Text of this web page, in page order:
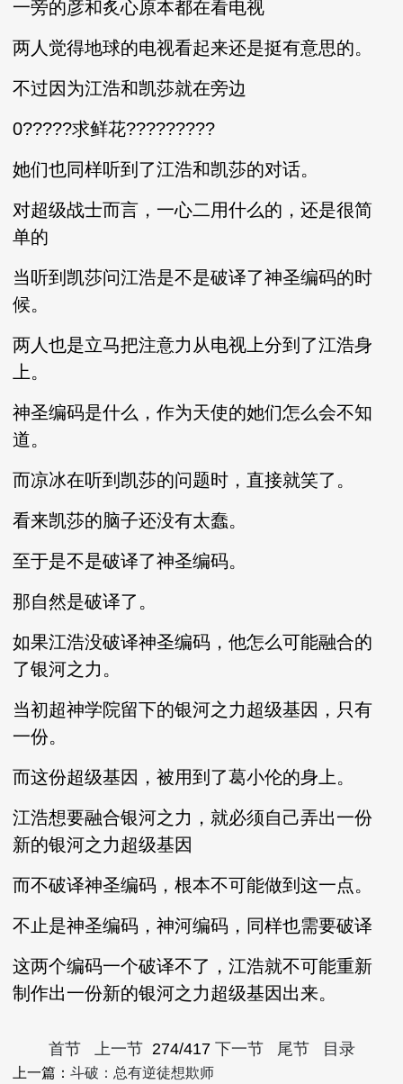
一旁的彦和炙心原本都在看电视
两人觉得地球的电视看起来还是挺有意思的。
不过因为江浩和凯莎就在旁边
0?????求鲜花?????????
她们也同样听到了江浩和凯莎的对话。
对超级战士而言，一心二用什么的，还是很简
单的
当听到凯莎问江浩是不是破译了神圣编码的时
候。
两人也是立马把注意力从电视上分到了江浩身
上。
神圣编码是什么，作为天使的她们怎么会不知
道。
而凉冰在听到凯莎的问题时，直接就笑了。
看来凯莎的脑子还没有太蠢。
至于是不是破译了神圣编码。
那自然是破译了。
如果江浩没破译神圣编码，他怎么可能融合的
了银河之力。
当初超神学院留下的银河之力超级基因，只有
一份。
而这份超级基因，被用到了葛小伦的身上。
江浩想要融合银河之力，就必须自己弄出一份
新的银河之力超级基因
而不破译神圣编码，根本不可能做到这一点。
不止是神圣编码，神河编码，同样也需要破译
这两个编码一个破译不了，江浩就不可能重新
制作出一份新的银河之力超级基因出来。
首节 上一节 274/417 下一节 尾节 目录
上一篇：斗破：总有逆徒想欺师